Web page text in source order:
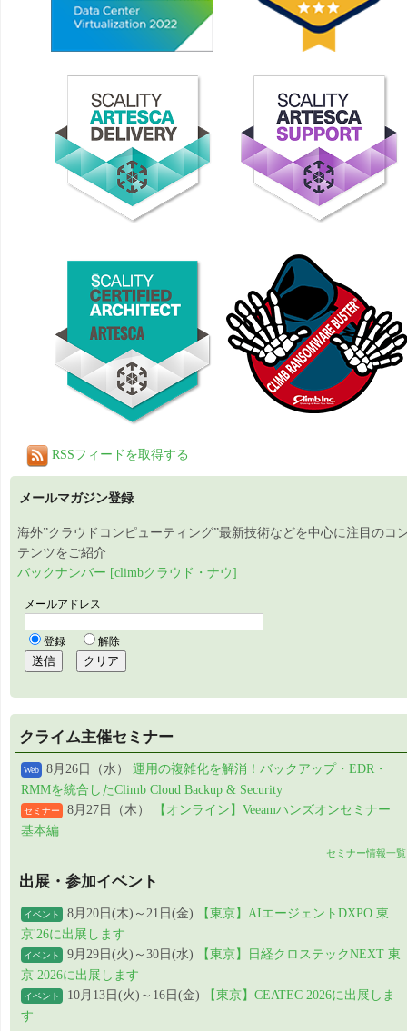
RSSフィードを取得する
メールマガジン登録
海外”クラウドコンピューティング”最新技術などを中心に注目のコ
テンツをご紹介
バックナンバー [climbクラウド・ナウ]
クライム主催セミナー
Web 8月26日（水） 運用の複雑化を解消！バックアップ・EDR・
RMMを統合したClimb Cloud Backup & Security
セミナー 8月27日（木）
【オンライン】Veeamハンズオンセミナー
基本編
セミナー情報一覧
出展・参加イベント
イベント 8月20日(木)～21日(金)
【東京】AIエージェントDXPO 東
京'26に出展します
イベント 9月29日(火)～30日(水)
【東京】日経クロステックNEXT 東
京 2026に出展します
イベント 10月13日(火)～16日(金)
【東京】CEATEC 2026に出展しま
す